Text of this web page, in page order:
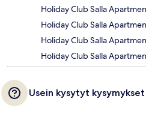
Holiday Club Salla
Holiday Club Salla
Holiday Club Salla
Holiday Club Salla
Usein kysytyt kysymykset